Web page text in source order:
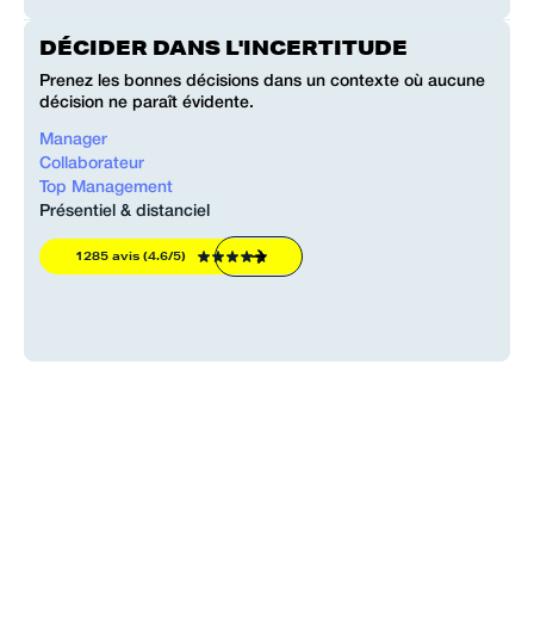
DÉCIDER DANS L'INCERTITUDE
Prenez les bonnes décisions dans un contexte où aucune
décision ne paraît évidente.
Manager
Collaborateur
Top Management
Présentiel & distanciel
1285 avis (4.6/5)